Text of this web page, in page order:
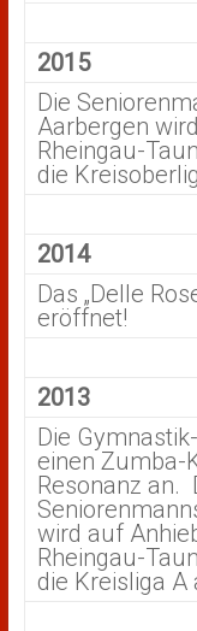
2015
Die
Aarbergen
Rheingau-
die
2014
Das „Delle
eröffnet!
2013
Die
einen Zumba-
Resonanz an.
wird auf
Rheingau-
die Kreisliga A